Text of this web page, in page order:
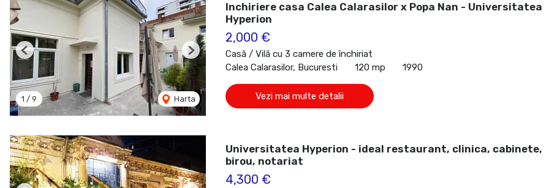
1 / 9 Harta
Previous Next
Inchiriere casa Calea Calarasilor x Popa Nan - Universitatea
Hyperion
2,000 €
Casă / Vilă cu 3 camere de închiriat
Calea Calarasilor, Bucuresti
120 mp 1990
Vezi mai multe detalii
Universitatea Hyperion - ideal restaurant, clinica, cabinete,
birou, notariat
4,300 €